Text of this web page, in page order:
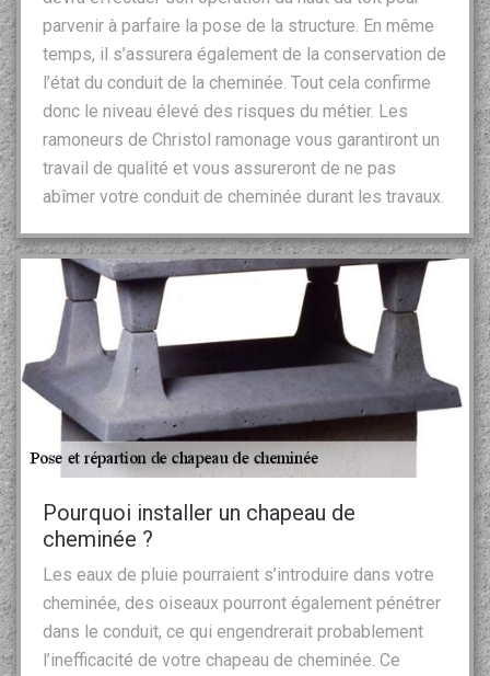
parvenir à parfaire la pose de la structure. En même
temps, il s’assurera également de la conservation de
l’état du conduit de la cheminée. Tout cela confirme
donc le niveau élevé des risques du métier. Les
ramoneurs de Christol ramonage vous garantiront un
travail de qualité et vous assureront de ne pas
abîmer votre conduit de cheminée durant les travaux.
Pourquoi installer un chapeau de
cheminée ?
Les eaux de pluie pourraient s’introduire dans votre
cheminée, des oiseaux pourront également pénétrer
dans le conduit, ce qui engendrerait probablement
l’inefficacité de votre chapeau de cheminée. Ce